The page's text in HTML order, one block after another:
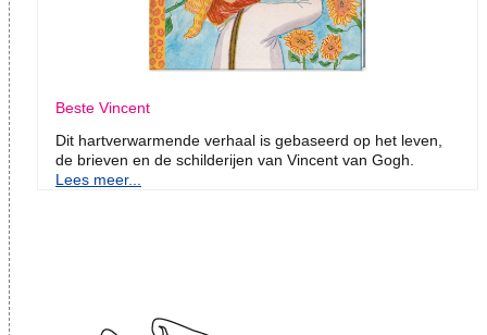
Beste Vincent
Dit hartverwarmende verhaal is gebaseerd op het leven,
de brieven en de schilderijen van Vincent van Gogh.
Lees meer...